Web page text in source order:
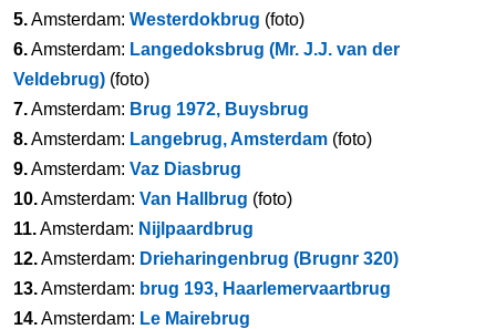
5.Amsterdam: Westerdokbrug (foto)
6.Amsterdam: Langedoksbrug (Mr. J.J. van der
Veldebrug) (foto)
7.Amsterdam: Brug 1972, Buysbrug
8.Amsterdam: Langebrug, Amsterdam (foto)
9.Amsterdam: Vaz Diasbrug
10.Amsterdam: Van Hallbrug (foto)
11.Amsterdam: Nijlpaardbrug
12.Amsterdam: Drieharingenbrug (Brugnr 320)
13.Amsterdam: brug 193, Haarlemervaartbrug
14.Amsterdam: Le Mairebrug